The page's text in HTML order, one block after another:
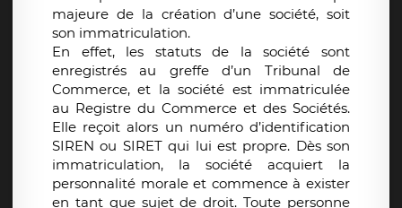
majeure de la création d’une société, soit
son immatriculation.
En effet, les statuts de la société sont
enregistrés au greffe d’un Tribunal de
Commerce, et la société est immatriculée
au Registre du Commerce et des Sociétés.
Elle reçoit alors un numéro d’identification
SIREN ou SIRET qui lui est propre. Dès son
immatriculation, la société acquiert la
personnalité morale et commence à exister
en tant que sujet de droit. Toute personne